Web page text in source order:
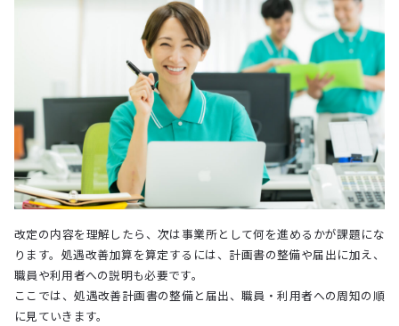
改定の内容を理解したら、次は事業所として何を進めるかが課題にな
ります。処遇改善加算を算定するには、計画書の整備や届出に加え、
職員や利用者への説明も必要です。
ここでは、処遇改善計画書の整備と届出、職員・利用者への周知の順
に見ていきます。